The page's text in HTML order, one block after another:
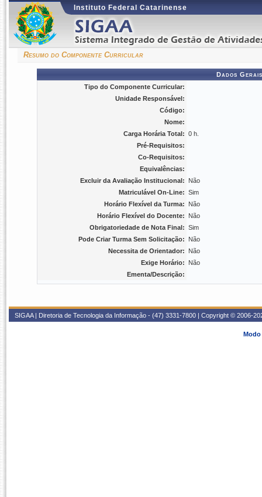
Instituto Federal Catarinense
Resumo do Componente Curricular
Dados
Tipo do Componente Curricular:
Unidade Responsável:
Código:
Nome:
Carga Horária Total: 0 h.
Pré-Requisitos:
Co-Requisitos:
Equivalências:
Excluir da Avaliação Institucional:
Não
Matriculável On-Line: Sim
Horário Flexível da Turma:
Não
Horário Flexível do Docente:
Não
Obrigatoriedade de Nota Final: Sim
Pode Criar Turma Sem Solicitação:
Não
Necessita de Orientador:
Não
Exige Horário:
Não
Ementa/Descrição:
SIGAA | Diretoria de Tecnologia da Informação - (47) 3331-7800 | Copyright © 2006-
Modo